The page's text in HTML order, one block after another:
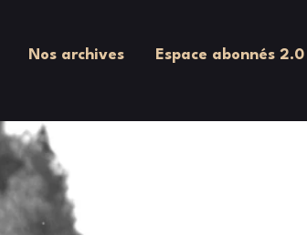
Nos archives Espace abonnés 2.0